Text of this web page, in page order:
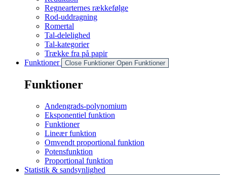
Regnearternes rækkefølge
Rod-uddragning
Romertal
Tal-delelighed
Tal-kategorier
Trække fra på papir
Funktioner
Close Funktioner Open Funktioner
Funktioner
Andengrads-polynomium
Eksponentiel funktion
Funktioner
Lineær funktion
Omvendt proportional funktion
Potensfunktion
Proportional funktion
Statistik & sandsynlighed